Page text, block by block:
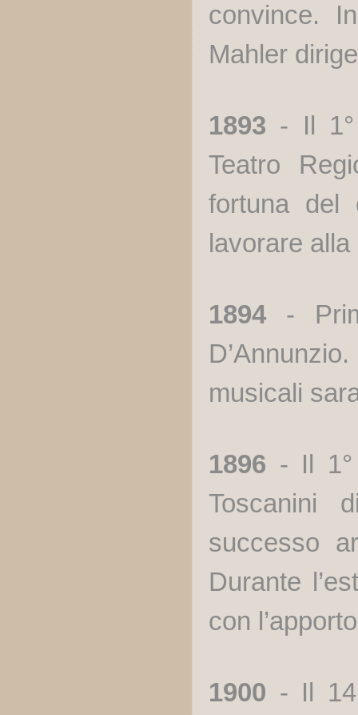
convince.
Mahler
1893 - Il
Teatro
fortuna del
lavorare alla
1894 -
musicali
1896 - Il 1°
Toscanini
successo
Durante
con
1900 - Il